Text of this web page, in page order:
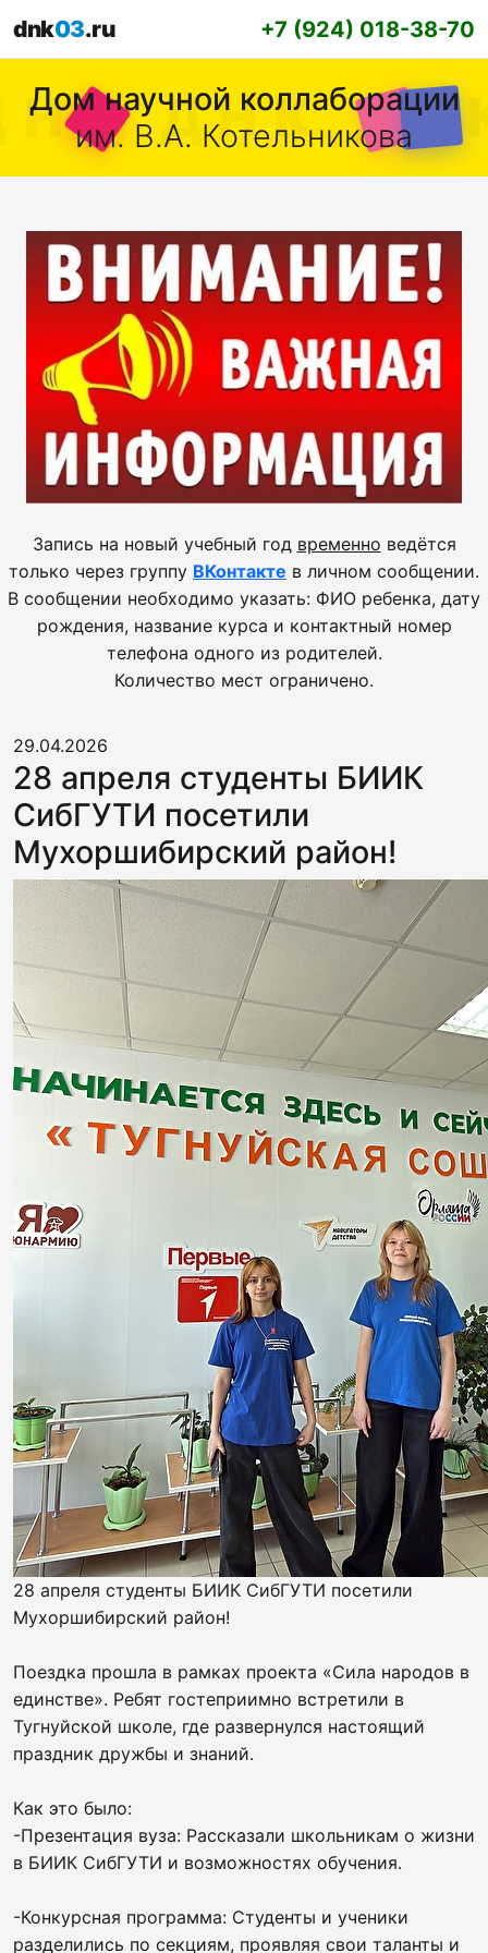
dnk03.ru +7 (924) 018-38-70
Дом научной коллаборации
им. В.А. Котельникова
Запись на новый учебный год временно ведётся
только через группу ВКонтакте в личном сообщении.
В сообщении необходимо указать: ФИО ребенка, дату
рождения, название курса и контактный номер
телефона одного из родителей.
Количество мест ограничено.
29.04.2026
28 апреля студенты БИИК
СибГУТИ посетили
Мухоршибирский район!
28 апреля студенты БИИК СибГУТИ посетили
Мухоршибирский район!
Поездка прошла в рамках проекта «Сила народов в
единстве». Ребят гостеприимно встретили в
Тугнуйской школе, где развернулся настоящий
праздник дружбы и знаний.
Как это было:
-Презентация вуза: Рассказали школьникам о жизни
в БИИК СибГУТИ и возможностях обучения.
-Конкурсная программа: Студенты и ученики
разделились по секциям, проявляя свои таланты и